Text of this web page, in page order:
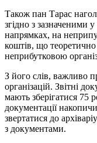
Також пан Тарас
згідно з зазначеними
напрямках, на
коштів, що
неприбутковою
З його слів, важливо
організацій. Звітні
мають зберігатися 75
документації
звертатися до
з документами.